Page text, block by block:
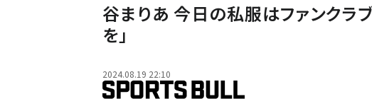
谷まりあ 今日の私服はファンクラ
を」
2024.08.19 22:10